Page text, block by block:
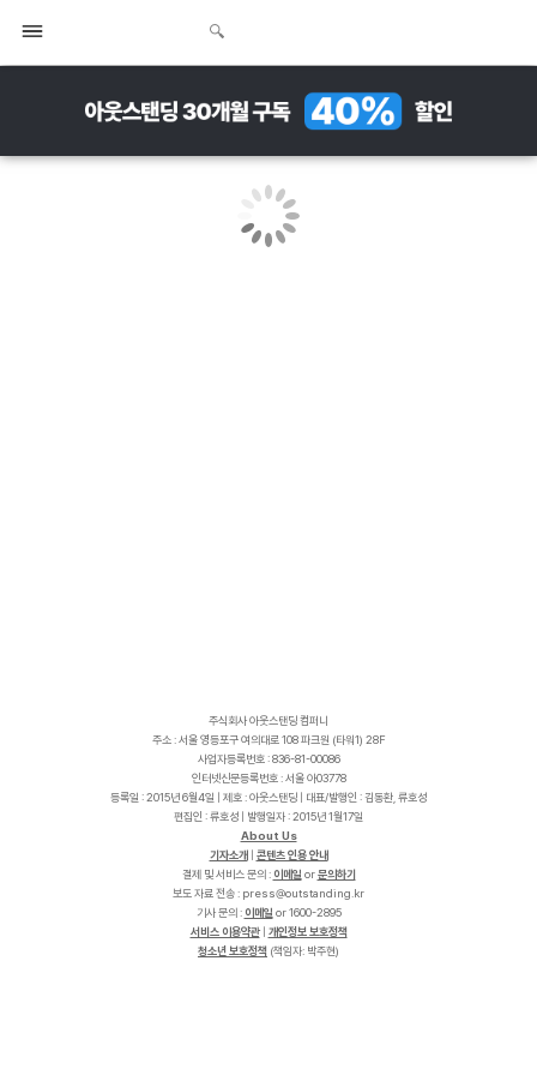
주식회사 아웃스탠딩 컴퍼니
주소 : 서울 영등포구 여의대로 108 파크원 (타워1) 28F
사업자등록번호 : 836-81-00086
인터넷신문등록번호 : 서울 아03778
등록일 : 2015년 6월4일 | 제호 : 아웃스탠딩 | 대표/발행인 : 김동환, 류호성
편집인 : 류호성 | 발행일자 : 2015년 1월17일
About Us
기자소개
콘텐츠 인용 안내
결제 및 서비스 문의 : 이메일 or문의하기
보도 자료 전송 :
r
k
.
g
n
i
d
n
a
t
s
t
u
o
@
s
s
e
r
p
기사 문의 : 이메일 or 1600-2895
서비스 이용약관| 개인정보 보호정책
청소년 보호정책 (책임자: 박주현)